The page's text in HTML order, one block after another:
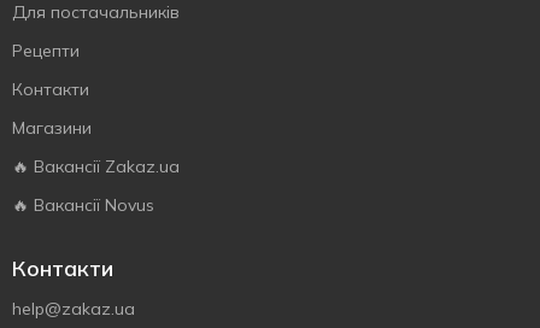
Для постачальників
Рецепти
Контакти
Магазини
🔥 Вакансії Zakaz.ua
🔥 Вакансії Novus
Контакти
help@zakaz.ua